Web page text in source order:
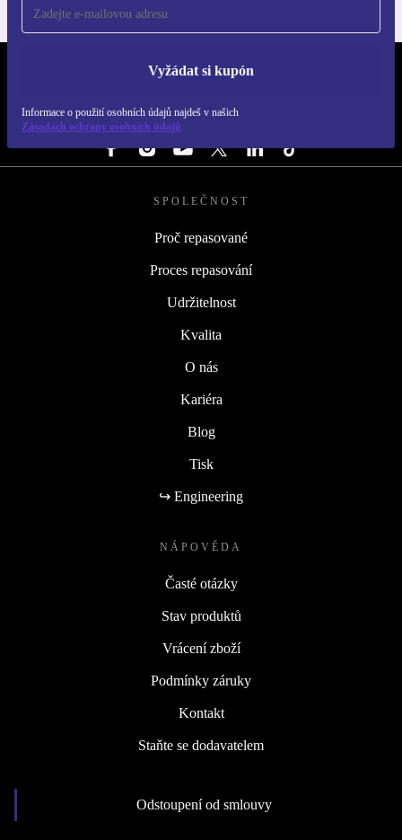
Vyžádat si kupón
Informace o použití osobních údajů najdeš v našich
Zásadách ochrany osobních údajů
REFURBED ČESKO - RETHINK NEW.
SLEDUJ NÁS
SPOLEČNOST
Proč repasované
Proces repasování
Udržitelnost
Kvalita
O nás
Kariéra
Blog
Tisk
↪ Engineering
NÁPOVĚDA
Časté otázky
Stav produktů
Vrácení zboží
Podmínky záruky
Kontakt
Staňte se dodavatelem
Odstoupení od smlouvy